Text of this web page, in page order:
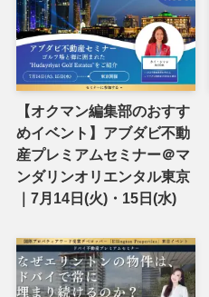
【オクマン編集部のおすす
めイベント】アブダビ不動
産プレミアムセミナー＠マ
ンダリンオリエンタル東京
｜7月14日(火)・15日(水)